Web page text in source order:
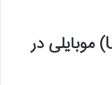
عدم توجه به تجربه کاربری (UX) موبایلی در